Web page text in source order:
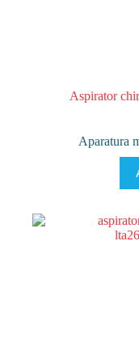
Aspirator
Aparatura